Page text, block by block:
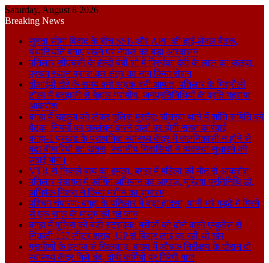
Saturday, August 8 2026
Breaking News
सुस्ता सीमा विवाद के बीच SSB और APF की हाई-लेवल बैठक,
यथास्थिति बनाए रखने पर नेपाल का बड़ा आश्वासन
पतिलार सीएचसी के हेल्दी बेबी शो में प्रियंका देवी के लाल का जलवा,
प्रथम स्थान प्राप्त कर क्षेत्र का नाम किया रोशन
वीआईपी दौरे के समय बनी सड़क बनी आफत, पतिलार के मिश्रौली
टोला में बदहाली से बेहाल ग्रामीण, जनप्रतिनिधियों के प्रति गहराया
आक्रोश
बगहा में चहलूम को लेकर पुलिस मुस्तैद: चौतरवा थाने में शांति समिति की
बैठक, नियमों का उल्लंघन करने वालों पर होगी सख्त कार्रवाई
बगहा-1 प्रखंड के प्राथमिक स्वास्थ्य केंद्र में जलनिकासी न होने से
बढ़ा बीमारियों का खतरा, स्थानीय निवासियों ने व्यवस्था सुधारने की
उठाई मांग।
VTR से निकले बाघ का हमला, बगहा में महिला की मौत से आक्रोश
पतिलार पंचायत में फॉगिंग अभियान का आगाज, मुखिया प्रतिनिधि डॉ.
अभिषेक मिश्रा ने किया मशीन का शुभारंभ
पश्चिम चंपारण: बगहा के पतिलार में बड़ा हादसा, पानी भरे गड्ढे में गिरने
से एक साल के मासूम की गई जान
बगहा में पुलिस की बड़ी स्ट्राइक: मरीजों को ढोने वाली एम्बुलेंस से
निकली 157 लीटर शराब, UP से बिहार लाई जा रही थी खेप
ग्रामीणों के इलाज से खिलवाड़: बगहा में औचक निरीक्षण के दौरान दो
स्वास्थ्य केंद्र मिले बंद, दोषी कर्मियों पर गिरेगी गाज